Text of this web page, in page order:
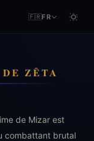
🇫🇷FR
ZÊTA
de Mizar est
combattant brutal